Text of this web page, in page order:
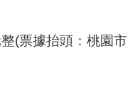
(票據抬頭：桃園市